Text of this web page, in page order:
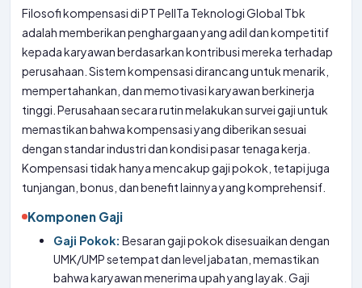
Filosofi kompensasi di PT PelITa Teknologi Global Tbk
adalah memberikan penghargaan yang adil dan kompetitif
kepada karyawan berdasarkan kontribusi mereka terhadap
perusahaan. Sistem kompensasi dirancang untuk menarik,
mempertahankan, dan memotivasi karyawan berkinerja
tinggi. Perusahaan secara rutin melakukan survei gaji untuk
memastikan bahwa kompensasi yang diberikan sesuai
dengan standar industri dan kondisi pasar tenaga kerja.
Kompensasi tidak hanya mencakup gaji pokok, tetapi juga
tunjangan, bonus, dan benefit lainnya yang komprehensif.
Komponen Gaji
Gaji Pokok: Besaran gaji pokok disesuaikan dengan
UMK/UMP setempat dan level jabatan, memastikan
bahwa karyawan menerima upah yang layak. Gaji